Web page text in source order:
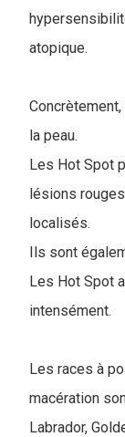
atopique.
la peau.
Les Hot Spot
lésions
localisés.
Ils sont
Les Hot Spot
intensément.
Les races à
macération
Labrador,